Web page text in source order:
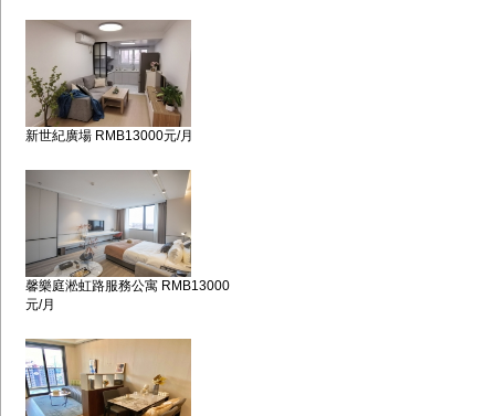
新世紀廣場 RMB13000元/月
馨樂庭淞虹路服務公寓 RMB13000
元/月